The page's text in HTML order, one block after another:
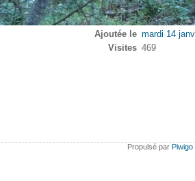
Ajoutée le mardi 14
Visites 469
Propulsé par Piwigo